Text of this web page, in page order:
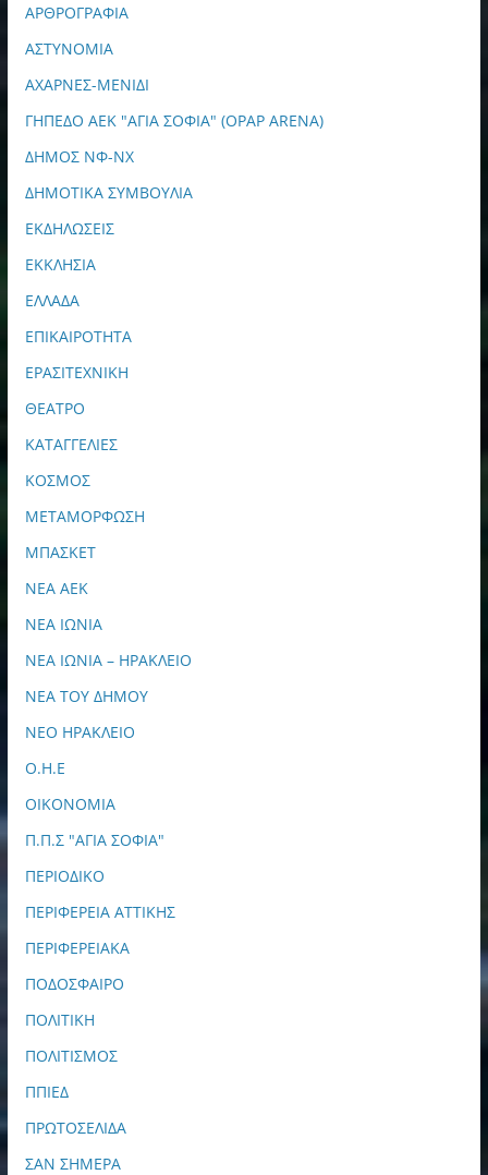
ΑΡΘΡΟΓΡΑΦΙΑ
ΑΣΤΥΝΟΜΙΑ
ΑΧΑΡΝΕΣ-ΜΕΝΙΔΙ
ΓΗΠΕΔΟ ΑΕΚ "ΑΓΙΑ ΣΟΦΙΑ" (OPAP ARENA)
ΔΗΜΟΣ ΝΦ-ΝΧ
ΔΗΜΟΤΙΚΑ ΣΥΜΒΟΥΛΙΑ
ΕΚΔΗΛΩΣΕΙΣ
ΕΚΚΛΗΣΙΑ
ΕΛΛΑΔΑ
ΕΠΙΚΑΙΡΟΤΗΤΑ
ΕΡΑΣΙΤΕΧΝΙΚΗ
ΘΕΑΤΡΟ
ΚΑΤΑΓΓΕΛΙΕΣ
ΚΟΣΜΟΣ
ΜΕΤΑΜΟΡΦΩΣΗ
ΜΠΑΣΚΕΤ
ΝΕΑ ΑΕΚ
ΝΕΑ ΙΩΝΙΑ
ΝΕΑ ΙΩΝΙΑ – ΗΡΑΚΛΕΙΟ
ΝΕΑ ΤΟΥ ΔΗΜΟΥ
ΝΕΟ ΗΡΑΚΛΕΙΟ
Ο.Η.Ε
ΟΙΚΟΝΟΜΙΑ
Π.Π.Σ "ΑΓΙΑ ΣΟΦΙΑ"
ΠΕΡΙΟΔΙΚΟ
ΠΕΡΙΦΕΡΕΙΑ ΑΤΤΙΚΗΣ
ΠΕΡΙΦΕΡΕΙΑΚΑ
ΠΟΔΟΣΦΑΙΡΟ
ΠΟΛΙΤΙΚΗ
ΠΟΛΙΤΙΣΜΟΣ
ΠΠΙΕΔ
ΠΡΩΤΟΣΕΛΙΔΑ
ΣΑΝ ΣΗΜΕΡΑ